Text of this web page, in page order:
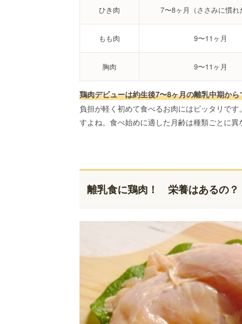
ひき肉 7〜8ヶ月（ささみに慣れ
もも肉 9〜11ヶ月
胸肉 9〜11ヶ月
鶏肉デビューは約生後7〜8ヶ月の離乳中期から
負担が軽く初めて食べるお肉にはピッタリで
すよね。食べ始めに適した月齢は種類ごとに異
離乳食に鶏肉！ 栄養はあるの？